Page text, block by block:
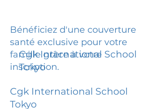
Bénéficiez d'une couverture
santé exclusive pour votre
famille grâce à votre
inscription.
Cgk International School
Tokyo
Cgk International School
Tokyo